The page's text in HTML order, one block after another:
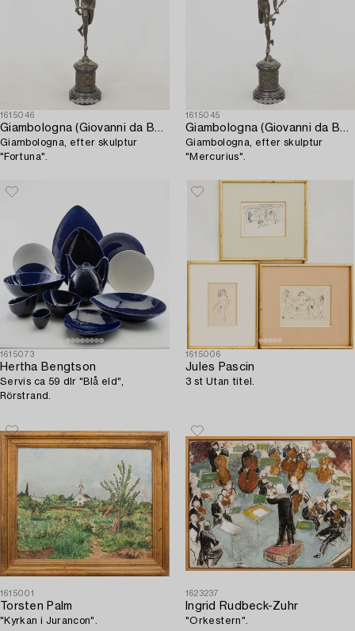
1615046
Giambologna (Giovanni da Bologna)
Giambologna, efter skulptur
"Fortuna".
1615045
Giambologna (Giovanni da Bologna)
Giambologna, efter skulptur
"Mercurius".
1615073
Hertha Bengtson
Servis ca 59 dlr "Blå eld",
Rörstrand.
1615006
Jules Pascin
3 st Utan titel.
1615001
Torsten Palm
"Kyrkan i Jurancon".
1623237
Ingrid Rudbeck-Zuhr
"Orkestern".